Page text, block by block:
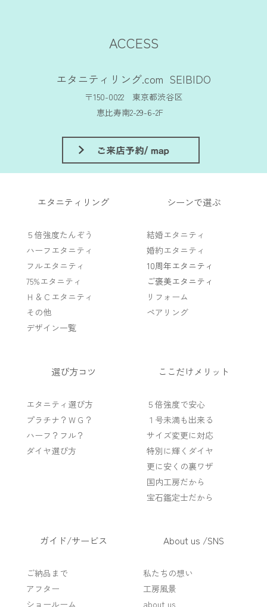
ACCESS
エタニティリング.com SEIBIDO
〒150-0022 東京都渋谷区
恵比寿南2-29-6-2F
エタニティリング
５倍強度たんぞう
ハーフエタニティ
フルエタニティ
75%エタニティ
Ｈ＆Ｃエタニティ
その他
デザイン一覧
シーンで選ぶ
結婚エタニティ
婚約エタニティ
10周年エタニティ
ご褒美エタニティ
リフォーム
ペアリング
選び方コツ
エタニティ選び方
プラチナ？ＷＧ？
ハーフ？フル？
ダイヤ選び方
ここだけメリット
５倍強度で安心
１号未満も出来る
サイズ変更に対応
特別に輝くダイヤ
更に安くの裏ワザ
国内工房だから
宝石鑑定士だから
ガイド/サービス
ご納品まで
アフター
ショールーム
About us /SNS
私たちの想い
工房風景
about us